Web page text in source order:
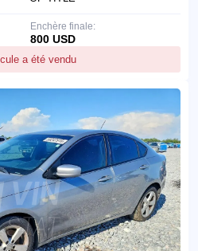
a été vendu
Enchère finale:
800 USD